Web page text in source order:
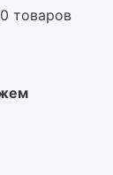
товаров